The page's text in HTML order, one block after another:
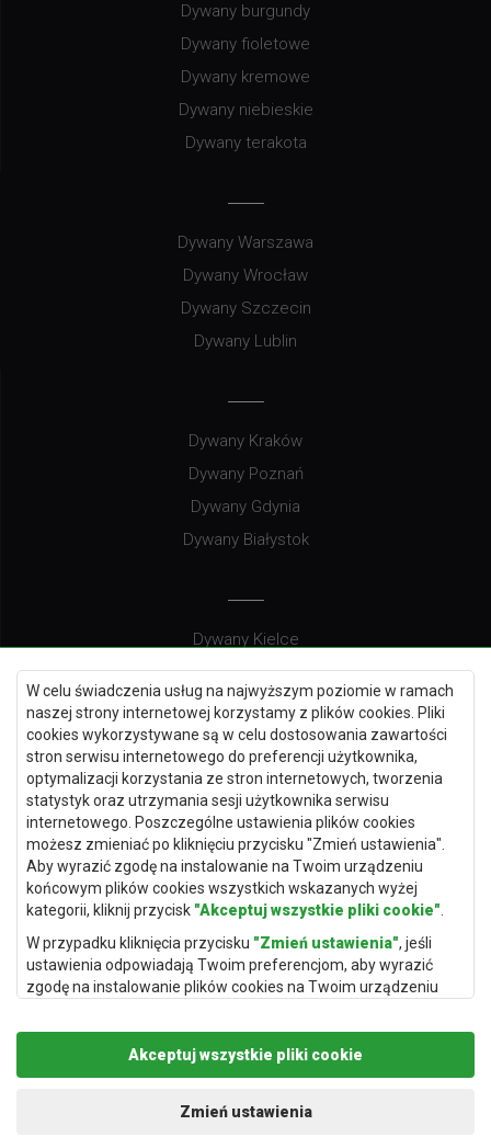
W celu świadczenia usług na najwyższym poziomie w ramach
naszej strony internetowej korzystamy z plików cookies. Pliki
cookies wykorzystywane są w celu dostosowania zawartości
stron serwisu internetowego do preferencji użytkownika,
optymalizacji korzystania ze stron internetowych, tworzenia
statystyk oraz utrzymania sesji użytkownika serwisu
internetowego. Poszczególne ustawienia plików cookies
możesz zmieniać po kliknięciu przycisku "Zmień ustawienia".
Aby wyrazić zgodę na instalowanie na Twoim urządzeniu
końcowym plików cookies wszystkich wskazanych wyżej
kategorii, kliknij przycisk "Akceptuj wszystkie pliki cookie"
W przypadku kliknięcia przycisku "Zmień ustawienia", jeśli
ustawienia odpowiadają Twoim preferencjom, aby wyrazić
zgodę na instalowanie plików cookies na Twoim urządzeniu
"Zapisz i zaakceptuj".
Podstawą przetwarzania danych osobowych, w zakresie w
administratora danych osobowych (Rugito Radosław Bartosik z
Akceptuj wszystkie pliki cookie
Zmień ustawienia
Dywany burgundy
Dywany fioletowe
Dywany kremowe
Dywany niebieskie
Dywany terakota
Dywany Warszawa
Dywany Wrocław
Dywany Szczecin
Dywany Lublin
Dywany Kraków
Dywany Poznań
Dywany Gdynia
Dywany Białystok
Dywany Kielce
Dywany Gdańsk
Dywany Toruń
Dywany Bydgoszcz
Dywany Łódź
Dywany Katowice
Dywany Rzeszów
Dywany Częstochowa
Projekt i realizacja:dimax.pl